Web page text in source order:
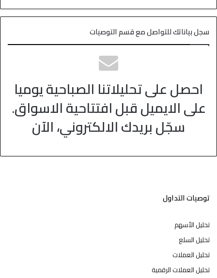
سجل بياناتك للتواصل مع قسم التوصيات
احصل على تحليلاتنا الصباحية يوميا
على الايميل قبل افتتاحية الاسواق.
سجّل بريدك الالكتروني، الآن
توصيات التداول
تحليل الأسهم
تحليل السلع
تحليل العملات
تحليل العملات الرقمية